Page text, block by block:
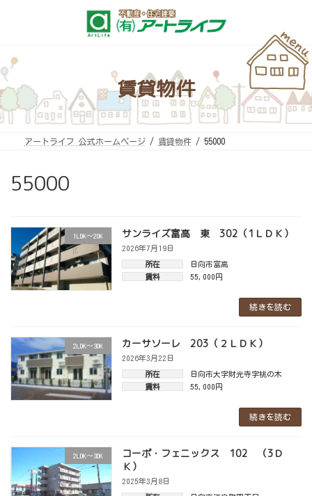
キ
ッ
プ
に
移
動
賃貸物件
アートライフ 公式ホームページ 賃貸物件 55000
55000
1LDK～2DK サンライズ富高 東 302（1ＬＤＫ）
2026年7月19日
続きを読む
所在
日向市富高
賃料
55,000円
2LDK～3DK カーサソーレ 203（２ＬＤＫ）
2026年3月22日
続きを読む
所在
日向市大字財光寺字桃の木
賃料
55,000円
2LDK～3DK
コーポ・フェニックス 102 （3Ｄ
Ｋ）
2025年3月8日